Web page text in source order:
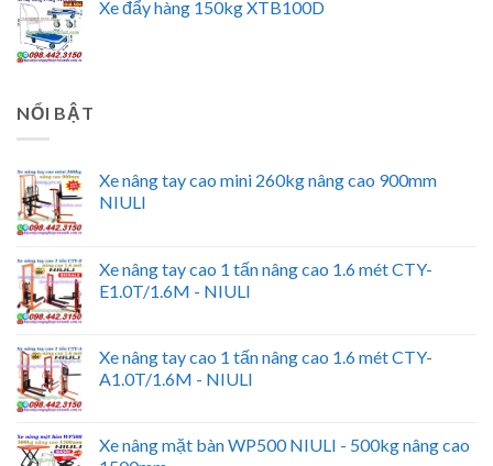
Xe đẩy hàng 150kg XTB100D
NỔI BẬT
Xe nâng tay cao mini 260kg nâng cao 900mm
NIULI
Xe nâng tay cao 1 tấn nâng cao 1.6 mét CTY-
E1.0T/1.6M - NIULI
Xe nâng tay cao 1 tấn nâng cao 1.6 mét CTY-
A1.0T/1.6M - NIULI
Xe nâng mặt bàn WP500 NIULI - 500kg nâng cao